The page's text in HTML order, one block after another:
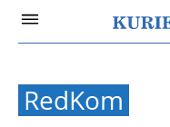
RedKom